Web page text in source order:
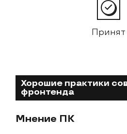
Принят
Хорошие практики
фронтенда
Мнение ПК